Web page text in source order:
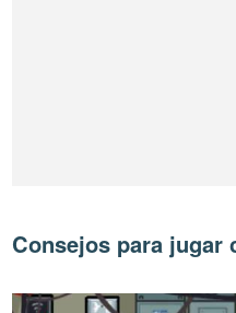
Consejos para jugar